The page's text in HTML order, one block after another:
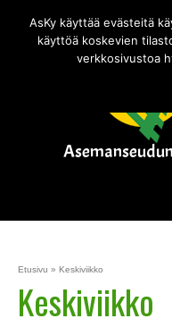
Tämä verkkokauppa on
Etusivu » Keskiviikko
Keskiviikko
AsKy käyttää evästeitä
käyttöä koskevien
verkkosivustoa